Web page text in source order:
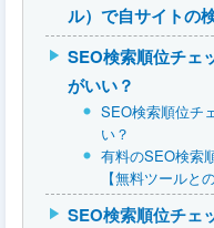
ル）で自サイトの
SEO検索順位チェ
がいい？
SEO検索順位チ
い？
有料のSEO検索
【無料ツールと
SEO検索順位チェ